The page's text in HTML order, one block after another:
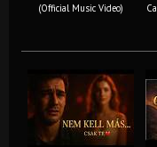
(Official Music Video)